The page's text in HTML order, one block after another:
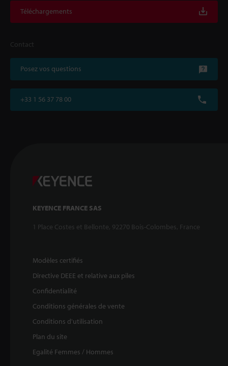
Téléchargements
Contact
Posez vos questions
+33 1 56 37 78 00
KEYENCE FRANCE SAS
1 Place Costes et Bellonte, 92270 Bois-Colombes, France
Modèles certifiés
Directive DEEE et relative aux piles
Confidentialité
Conditions générales de vente
Conditions d'utilisation
Plan du site
Egalité Femmes / Hommes